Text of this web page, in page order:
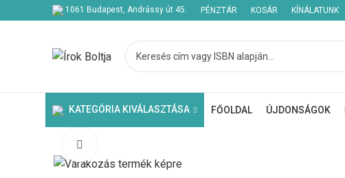
1061 Budapest, Andrássy út 45. PÉNZTÁR KOSÁR KÍNÁLATUNK
KATEGÓRIA KIVÁLASZTÁSA FŐOLDAL ÚJDONSÁGOK